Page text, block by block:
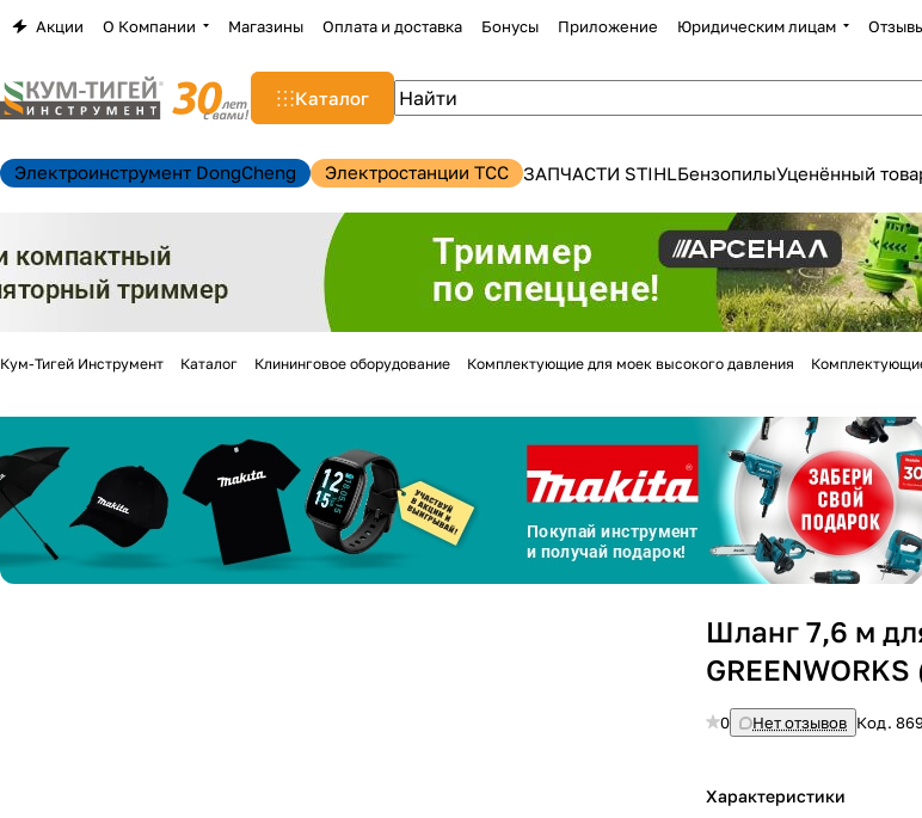
Акции О Компании Магазины Оплата и доставка Бонусы Приложение Юридическим лицам
Каталог
Электроинструмент DongCheng Электростанции TCC ЗАПЧАСТИ STIHLБензопилыУценённый
Кум-Тигей Инструмент Каталог Клининговое оборудование Комплектующие для моек высокого давления
Шланг 7,6 м
0 Нет отзывов Код.
Характеристики
Для клиентов всех банков
на частибез переплат
График платежей